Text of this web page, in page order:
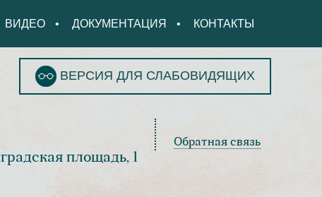
ВИДЕО ДОКУМЕНТАЦИЯ КОНТАКТЫ
ВЕРСИЯ ДЛЯ СЛАБОВИДЯЩИХ
Обратная связь
площадь, 1